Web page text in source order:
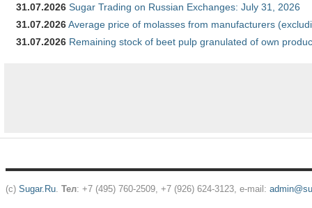
31.07.2026 Sugar Trading on Russian Exchanges: July 31, 2026
31.07.2026Average price of molasses from manufacturers
31.07.2026 Remaining stock of beet pulp granulated of own
(c) Sugar.Ru. Тел: +7 (495) 760-2509, +7 (926) 624-3123, e-mail: